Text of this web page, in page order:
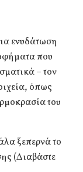
ενυδάτωση
που
– τον
όπως
του
ξεπερνά το
(Διαβάστε